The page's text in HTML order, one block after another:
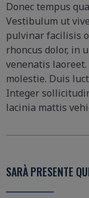
Donec tempus
Vestibulum ut
pulvinar facilisis
rhoncus dolor, in
venenatis
molestie. Duis
Integer
lacinia mattis
SARÀ PRESENTE